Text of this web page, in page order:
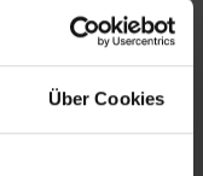
Über Cookies